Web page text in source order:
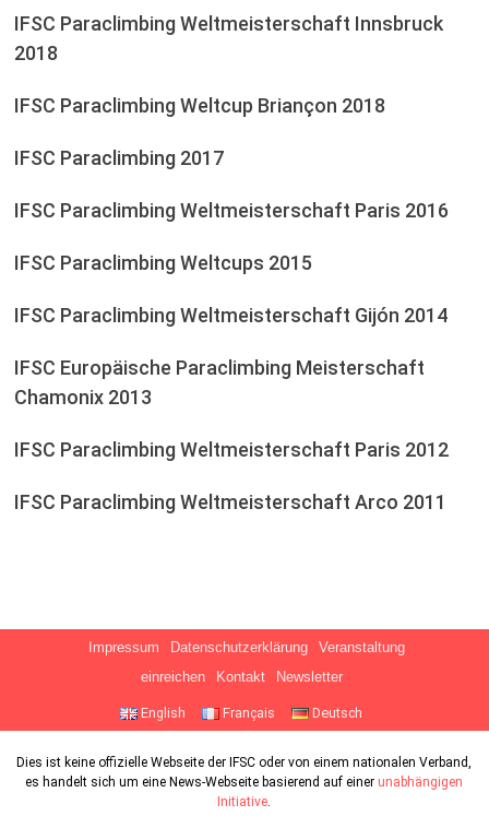
IFSC Paraclimbing Weltmeisterschaft Innsbruck
2018
IFSC Paraclimbing Weltcup Briançon 2018
IFSC Paraclimbing 2017
IFSC Paraclimbing Weltmeisterschaft Paris 2016
IFSC Paraclimbing Weltcups 2015
IFSC Paraclimbing Weltmeisterschaft Gijón 2014
IFSC Europäische Paraclimbing Meisterschaft
Chamonix 2013
IFSC Paraclimbing Weltmeisterschaft Paris 2012
IFSC Paraclimbing Weltmeisterschaft Arco 2011
Impressum Datenschutzerklärung
Veranstaltung
einreichen
Kontakt Newsletter
English Français Deutsch
Dies ist keine offizielle Webseite der IFSC oder von einem nationalen Verband,
es handelt sich um eine News-Webseite basierend auf einer unabhängigen
Initiative.